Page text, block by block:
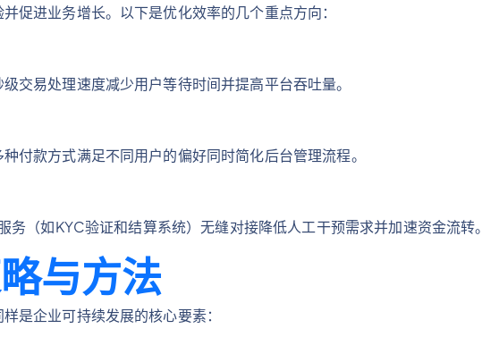
促进业务增长。以下是优化效率的几个重点方向：
交易处理速度减少用户等待时间并提高平台吞吐量。
付款方式满足不同用户的偏好同时简化后台管理流程。
务（如KYC验证和结算系统）无缝对接降低人工干预需求并加速资金流转。
与方法
是企业可持续发展的核心要素：